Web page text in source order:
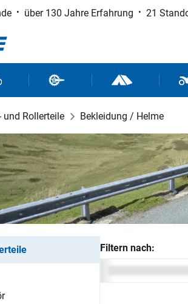
über 130 Jahre Erfahrung 21
Fahrradteile Outdoor und
und Rollerteile Bekleidung / Helme
Filtern nach: